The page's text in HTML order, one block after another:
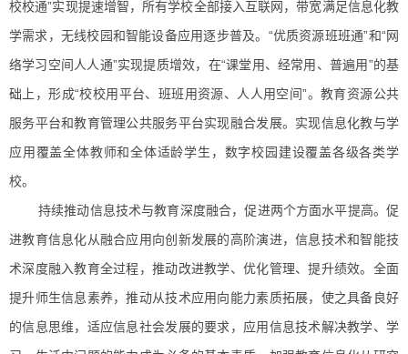
校校通”实现提速增智，所有学校全部接入互联网，带宽满足信息化教
学需求，无线校园和智能设备应用逐步普及。“优质资源班班通”和“网
络学习空间人人通”实现提质增效，在“课堂用、经常用、普遍用”的基
础上，形成“校校用平台、班班用资源、人人用空间”。教育资源公共
服务平台和教育管理公共服务平台实现融合发展。实现信息化教与学
应用覆盖全体教师和全体适龄学生，数字校园建设覆盖各级各类学
校。
持续推动信息技术与教育深度融合，促进两个方面水平提高。促
进教育信息化从融合应用向创新发展的高阶演进，信息技术和智能技
术深度融入教育全过程，推动改进教学、优化管理、提升绩效。全面
提升师生信息素养，推动从技术应用向能力素质拓展，使之具备良好
的信息思维，适应信息社会发展的要求，应用信息技术解决教学、学